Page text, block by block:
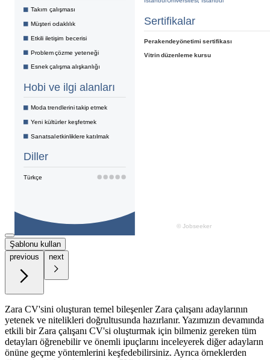
Şablonu kullan
previous
next
Zara CV'sini oluşturan temel bileşenler Zara çalışanı adaylarının
yetenek ve nitelikleri doğrultusunda hazırlanır. Yazımızın devamında
etkili bir Zara çalışanı CV'si oluşturmak için bilmeniz gereken tüm
detayları öğrenebilir ve önemli ipuçlarını inceleyerek diğer adayların
önüne geçme yöntemlerini keşfedebilirsiniz. Ayrıca örneklerden